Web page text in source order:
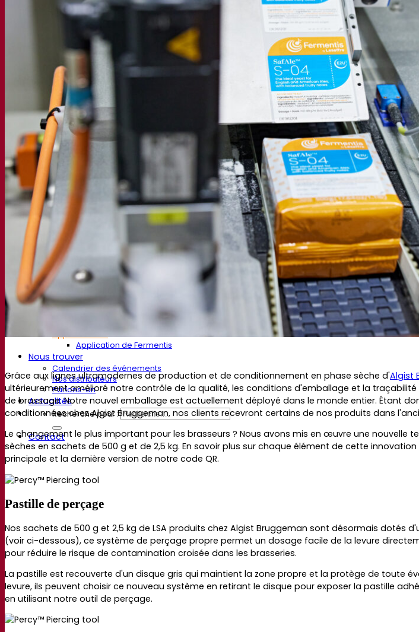
Bactéries
Aides à la fermentation
Produits fonctionnels
Styles de bière
Vin et œnologie
Levure sèche active
Aide à la fermentation
Produits fonctionnels
Cidre
Levure sèche active
Spiritueux
Levure sèche active
Autres boissons
Alcool base neutre
Sorgho
Café
Fermentis Academy
A propos de la Fermentis Academy
Ressources
Centre de connaissances
Avis d’experts
Vidéos
Enregistrements de webinaires
Pour la Bière
Application de Fermentis
Nous trouver
Calendrier des événements
Nos distributeurs
Parlons-en
Actualités
Recherche pour :
Contact
Grâce aux lignes ultramodernes de production et de conditionnement en phase sèche d'Algist
ultérieurement amélioré notre contrôle de la qualité, les conditions d'emballage et la
de brassage. Notre nouvel emballage est actuellement déployé dans le monde entier. Étant
conditionnées chez Algist Bruggeman, nos clients recevront certains de nos produits dans
Le changement le plus important pour les brasseurs ? Nous avons mis en œuvre une nouvelle
sèches en sachets de 500 g et de 2,5 kg. En savoir plus sur chaque élément de cette
principale et la dernière version de notre code QR.
Pastille de perçage
Nos sachets de 500 g et 2,5 kg de LSA produits chez Algist Bruggeman sont désormais dotés
(voir ci-dessous), ce système de perçage propre permet un dosage facile de la levure
pour réduire le risque de contamination croisée dans les brasseries.
La pastille est recouverte d'un disque gris qui maintient la zone propre et la protège de toute
levure, ils peuvent choisir ce nouveau système en retirant le disque pour exposer la pastille
en utilisant notre outil de perçage.